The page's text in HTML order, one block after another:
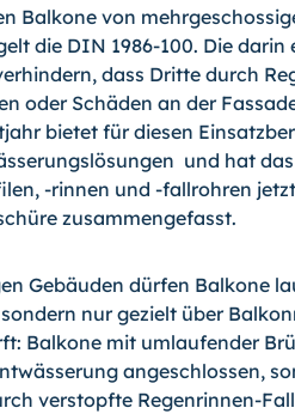
Balkone von
die DIN 1986-100. Die darin
dass Dritte durch
oder Schäden an der
bietet für diesen
und hat
-rinnen und -fallrohren
zusammengefasst.
Gebäuden dürfen Balkone
nur gezielt über
Balkone mit umlaufender
angeschlossen,
verstopfte Regenrinnen-